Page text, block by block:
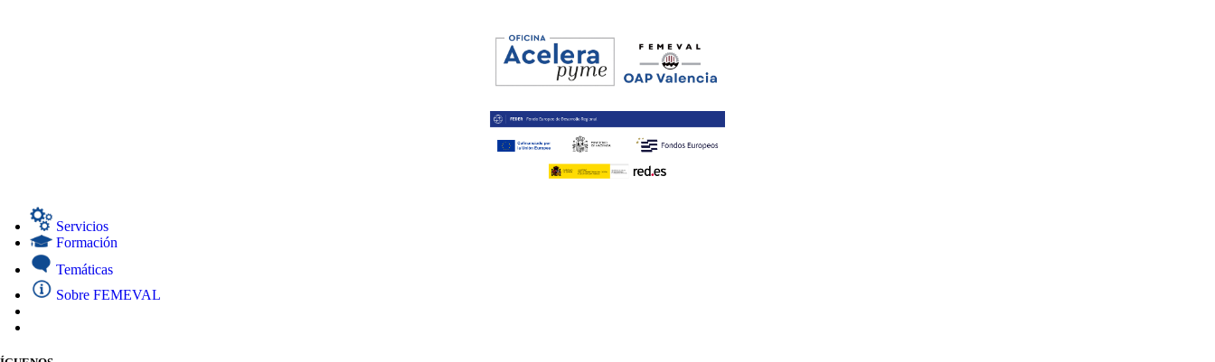
Servicios
Formación
Temáticas
Sobre FEMEVAL